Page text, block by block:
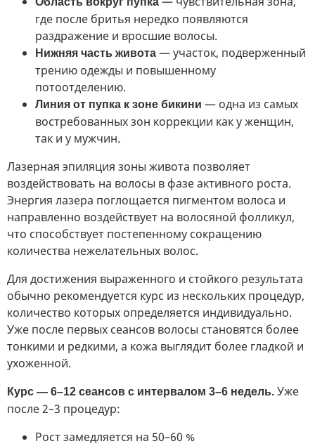
где после бритья нередко появляются
раздражение и вросшие волосы.
Нижняя часть живота — участок, подверженный
трению одежды и повышенному
потоотделению.
Линия от пупка к зоне бикини — одна из самых
востребованных зон коррекции как у женщин,
так и у мужчин.
Лазерная эпиляция зоны живота позволяет
воздействовать на волосы в фазе активного роста.
Энергия лазера поглощается пигментом волоса и
направленно воздействует на волосяной фолликул,
что способствует постепенному сокращению
количества нежелательных волос.
Для достижения выраженного и стойкого результата
обычно рекомендуется курс из нескольких процедур,
количество которых определяется индивидуально.
Уже после первых сеансов волосы становятся более
тонкими и редкими, а кожа выглядит более гладкой и
ухоженной.
Курс — 6–12 сеансов с интервалом 3–6 недель. Уже
после 2–3 процедур:
Рост замедляется на 50–60 %